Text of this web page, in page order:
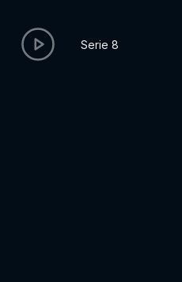
Serie 8